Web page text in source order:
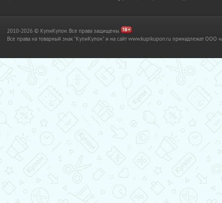
2010-2026 © КупиКупон. Все права защищены.
Все права на товарный знак "КупиКупон" и на сайт www.kupikupon.ru принадлежат